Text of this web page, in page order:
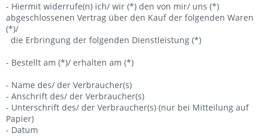
- Hiermit widerrufe(n) ich/ wir (*) den von mir/ uns (*)
abgeschlossenen Vertrag über den Kauf der folgenden Waren
(*)/
die Erbringung der folgenden Dienstleistung (*)
- Bestellt am (*)/ erhalten am (*)
- Name des/ der Verbraucher(s)
- Anschrift des/ der Verbraucher(s)
- Unterschrift des/ der Verbraucher(s) (nur bei Mitteilung auf
Papier)
- Datum